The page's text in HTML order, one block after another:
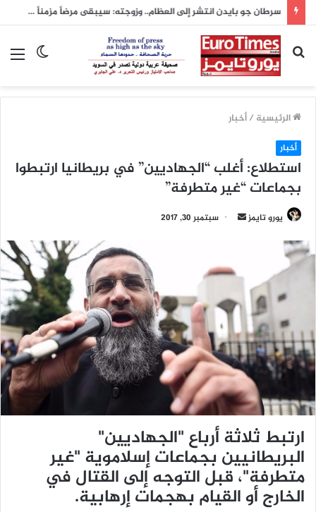
سرطان جو بايدن انتشر إلى العظام.. وزوجته: سيبقى مرضاً مزمناً يرافقه مدى الحياة
الوضع
بحث
عن
الرئيسية /أخبار
أخبار
استطلاع: أغلب “الجهاديين” في بريطانيا ارتبطوا
بجماعات “غير متطرفة”
يورو تايمز
ل
ر
د
ا
إ
ل
ك
ر
و
ي
ا
سبتمبر 30, 2017
ارتبط ثلاثة أرباع "الجهاديين"
البريطانيين بجماعات إسلاموية "غير
متطرفة"، قبل التوجه إلى القتال في
الخارج أو القيام بهجمات إرهابية.